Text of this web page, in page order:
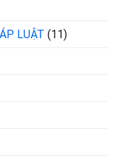
LUẬT (11)